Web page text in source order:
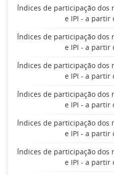
Índices de participação dos
e IPI - a partir
Índices de participação dos
e IPI - a partir
Índices de participação dos
e IPI - a partir
Índices de participação dos
e IPI - a partir
Índices de participação dos
e IPI - a partir
Índices de participação dos
e IPI - a partir